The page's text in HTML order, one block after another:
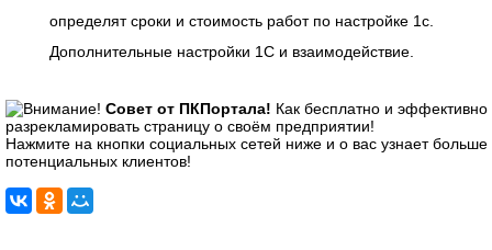
определят сроки и стоимость работ по настройке 1с.
Дополнительные настройки 1С и взаимодействие.
Совет от ПКПортала! Как бесплатно и эффективно
разрекламировать страницу о своём предприятии!
Нажмите на кнопки социальных сетей ниже и о вас узнает больше
потенциальных клиентов!